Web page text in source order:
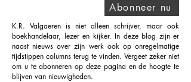
Abonneer nu
K.R. Valgaeren is niet alleen schrijver, maar ook
boekhandelaar, lezer en kijker. In deze blog zijn er
naast nieuws over zijn werk ook op onregelmatige
tijdstippen columns terug te vinden. Vergeet zeker niet
om u te abonneren op deze pagina en de hoogte te
blijven van nieuwigheden.